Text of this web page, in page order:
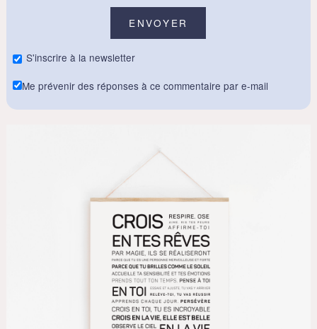
S'inscrire à la newsletter
Me prévenir des réponses à ce commentaire par e-mail